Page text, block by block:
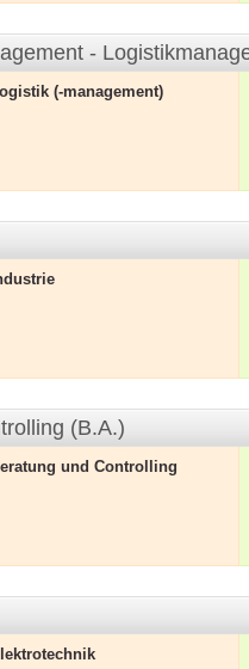
-
(-management)
(B.A.)
und Controlling